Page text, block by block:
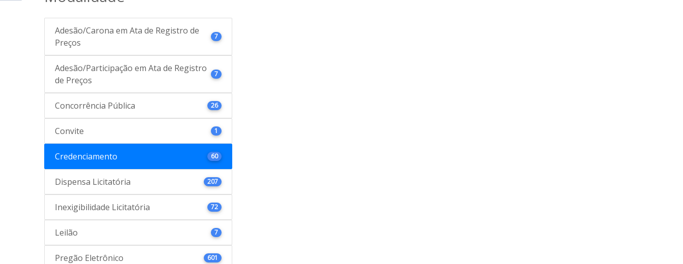
Adesão/Carona em Ata de Registro de
Preços
7
Adesão/Participação em Ata de Registro
de Preços
7
Concorrência Pública 26
Convite 1
Credenciamento 60
Dispensa Licitatória 207
Inexigibilidade Licitatória 72
Leilão 7
Pregão Eletrônico 601